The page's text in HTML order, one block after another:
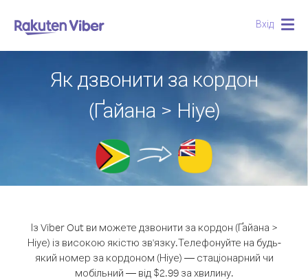
Вхід
Як дзвонити за кордон
(Ґайана > Ніуе)
Із Viber Out ви можете дзвонити за кордон (Ґайана >
Ніуе) із високою якістю зв'язку.Телефонуйте на будь-
який номер за кордоном (Ніуе) — стаціонарний чи
мобільний — від $2.99 за хвилину.